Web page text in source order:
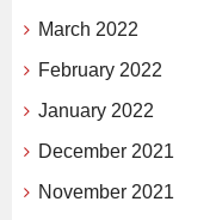
March 2022
February 2022
January 2022
December 2021
November 2021